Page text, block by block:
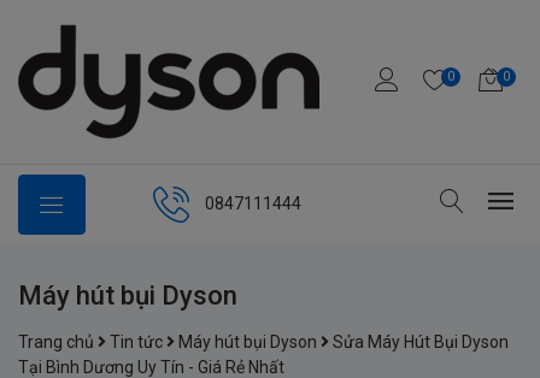
0 0
0847111444
Máy hút bụi Dyson
Trang chủ Tin tức Máy hút bụi Dyson
Sửa Máy Hút Bụi Dyson
Tại Bình Dương Uy Tín - Giá Rẻ Nhất